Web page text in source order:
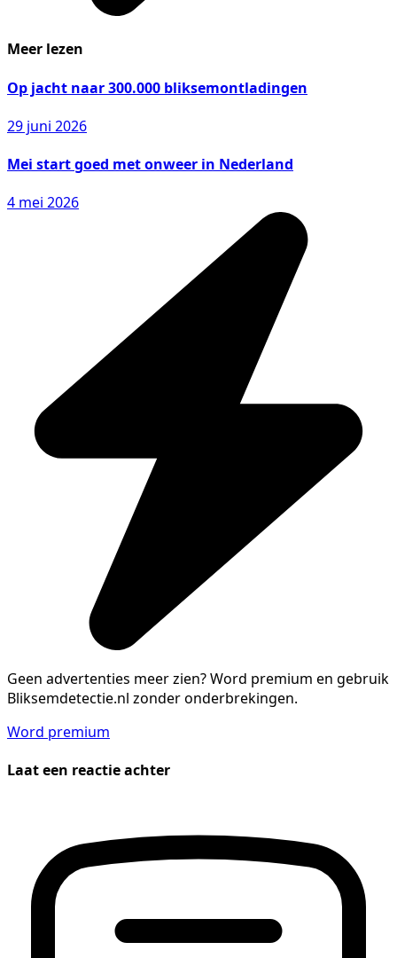
Meer lezen
Op jacht naar 300.000 bliksemontladingen
29 juni 2026
Mei start goed met onweer in Nederland
4 mei 2026
Geen advertenties meer zien?Word premium en gebruik
Bliksemdetectie.nl zonder onderbrekingen.
Word premium
Laat een reactie achter